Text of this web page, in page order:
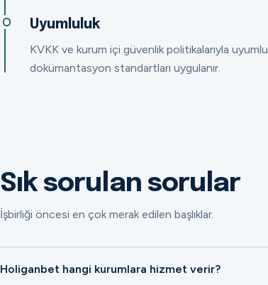
Uyumluluk
KVKK ve kurum içi güvenlik politikalarıyla uyumlu
dokümantasyon standartları uygulanır.
Sık sorulan sorular
İşbirliği öncesi en çok merak edilen başlıklar.
Holiganbet hangi kurumlara hizmet verir?